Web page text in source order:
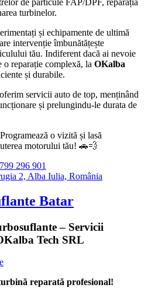
turbinelor.
și echipamente de ultimă
intervenție îmbunătățește
tău. Indiferent dacă ai nevoie
o reparație complexă, la OKalba
și durabile.
servicii auto de top, menținând
și prelungindu-le durata de
Programează o vizită și lasă
motorului tău! 🚗💨
296 901
2, Alba Iulia, România
Batar
– Servicii
Tech SRL
reparată profesional!